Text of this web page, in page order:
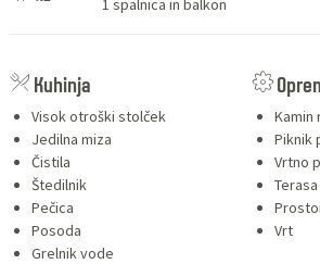
SERVICES
Kuhinja
Visok otroški stolček
Jedilna miza
Čistila
Štedilnik
Pečica
Posoda
Grelnik vode
Kamin
Piknik
Vrtno
Vrt